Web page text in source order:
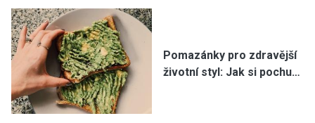
Pomazánky pro zdravější
životní styl: Jak si pochu…